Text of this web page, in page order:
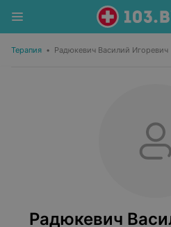
Терапия • Радюкевич Василий Игоревич
Радюкевич